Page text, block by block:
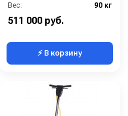
Вес:
90 кг
511 000 руб.
⚡ В корзину